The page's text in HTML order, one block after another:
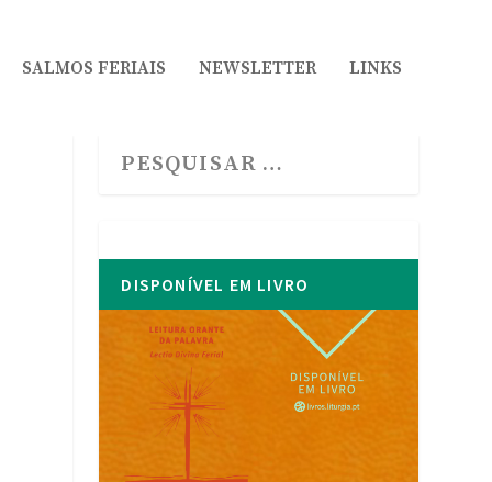
SALMOS FERIAIS NEWSLETTER LINKS
DISPONÍVEL EM LIVRO